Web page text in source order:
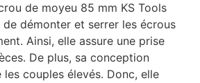
de moyeu 85 mm KS Tools
démonter et serrer les écrous
Ainsi, elle assure une prise
De plus, sa conception
couples élevés. Donc, elle